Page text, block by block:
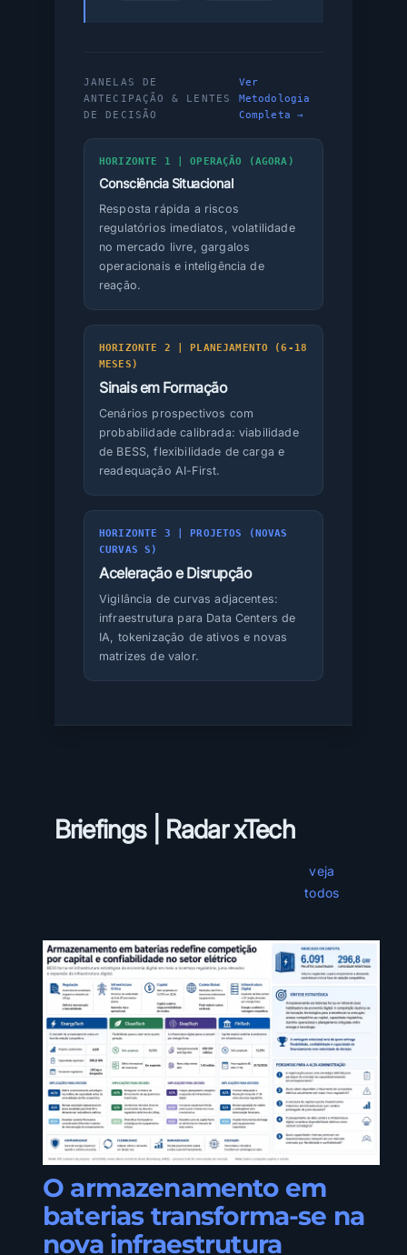
JANELAS DE
ANTECIPAÇÃO & LENTES
DE DECISÃO
Ver
Metodologia
Completa →
HORIZONTE 1 | OPERAÇÃO (AGORA)
Consciência Situacional
Resposta rápida a riscos
regulatórios imediatos, volatilidade
no mercado livre, gargalos
operacionais e inteligência de
reação.
HORIZONTE 2 | PLANEJAMENTO (6-18
MESES)
Sinais em Formação
Cenários prospectivos com
probabilidade calibrada: viabilidade
de BESS, flexibilidade de carga e
readequação AI-First.
HORIZONTE 3 | PROJETOS (NOVAS
CURVAS S)
Aceleração e Disrupção
Vigilância de curvas adjacentes:
infraestrutura para Data Centers de
IA, tokenização de ativos e novas
matrizes de valor.
Briefings | Radar xTech
veja
todos
O armazenamento em
baterias transforma-se na
nova infraestrutura